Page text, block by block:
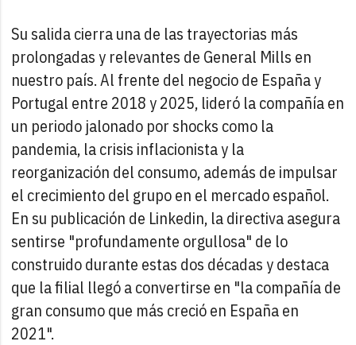
Su salida cierra una de las trayectorias más
prolongadas y relevantes de General Mills en
nuestro país. Al frente del negocio de España y
Portugal entre 2018 y 2025, lideró la compañía en
un periodo jalonado por shocks como la
pandemia, la crisis inflacionista y la
reorganización del consumo, además de impulsar
el crecimiento del grupo en el mercado español.
En su publicación de Linkedin, la directiva asegura
sentirse "profundamente orgullosa" de lo
construido durante estas dos décadas y destaca
que la filial llegó a convertirse en "la compañía de
gran consumo que más creció en España en
2021".